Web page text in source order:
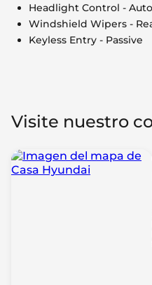
Headlight Control -
Windshield Wipers -
Keyless Entry - Passive
Visite nuestro